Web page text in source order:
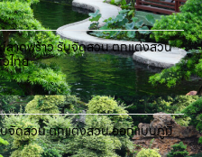
าดพร้าว รับจัดสวน ตกแต่งสวน
ไทย
จัดสวน ตกแต่งสวน ออกแบบภูมิ